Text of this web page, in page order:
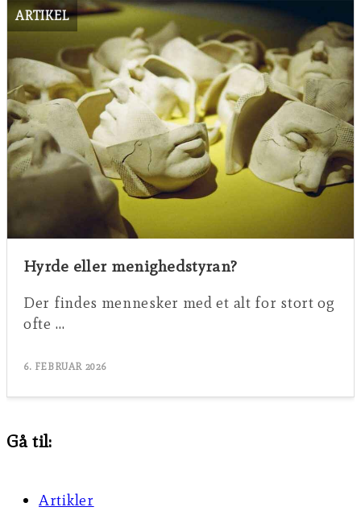
ARTIKEL
Hyrde eller menighedstyran?
Der findes mennesker med et alt for stort og
ofte …
6. FEBRUAR 2026
Gå til:
Artikler